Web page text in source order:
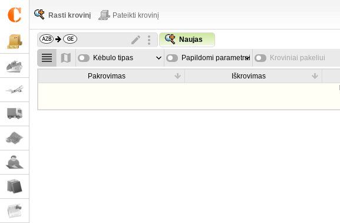
Rasti krovinį Pateikti krovinį
Naujas
Kėbulo tipas Papildomi parametrai Kroviniai pakeliui
Pakrovimas Iškrovimas